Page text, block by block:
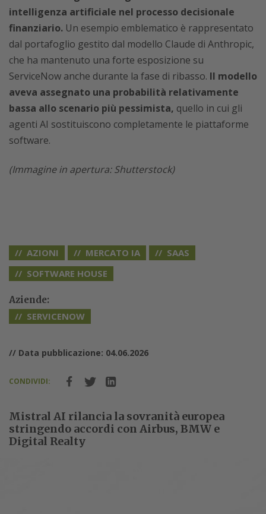
intelligenza artificiale nel processo decisionale
finanziario. Un esempio emblematico è rappresentato
dal portafoglio gestito dal modello Claude di Anthropic,
che ha mantenuto una forte esposizione su
ServiceNow anche durante la fase di ribasso. Il modello
aveva assegnato una probabilità relativamente
bassa allo scenario più pessimista, quello in cui gli
agenti AI sostituiscono completamente le piattaforme
software.
(Immagine in apertura: Shutterstock)
AZIONI MERCATO IA
SAAS
SOFTWARE HOUSE
Aziende:
SERVICENOW
// Data pubblicazione: 04.06.2026
CONDIVIDI:
Mistral AI rilancia la sovranità europea
stringendo accordi con Airbus, BMW e
Digital Realty